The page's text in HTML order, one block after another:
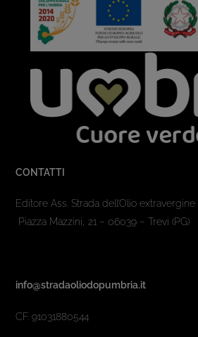
CONTATTI
Editore Ass. Strada dell’Olio
Piazza Mazzini, 21 – 06039 – Trevi (PG)
info@stradaoliodopumbria.it
CF. 91031880544